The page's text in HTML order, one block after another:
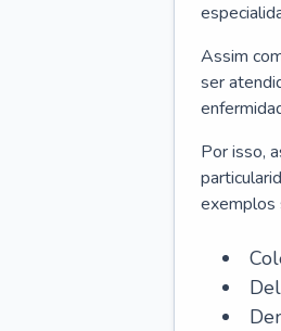
Assim
ser
Por isso,
exemplos